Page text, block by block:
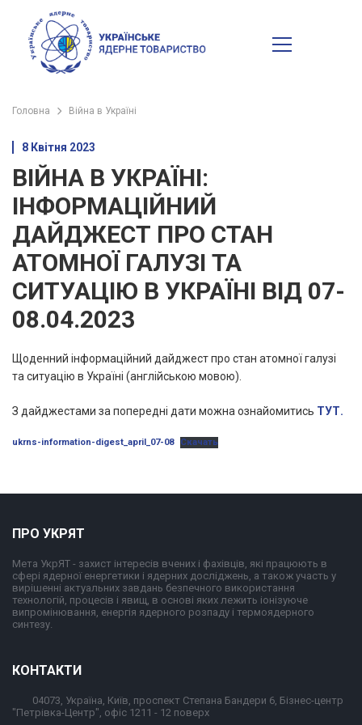
Головна Війна в Україні
8 Квітня 2023
ВІЙНА В УКРАЇНІ:
ІНФОРМАЦІЙНИЙ
ДАЙДЖЕСТ ПРО СТАН
АТОМНОЇ ГАЛУЗІ ТА
СИТУАЦІЮ В УКРАЇНІ ВІД 07-
08.04.2023
Щоденний інформаційний дайджест про стан атомної галузі
та ситуацію в Україні (англійською мовою).
З дайджестами за попередні дати можна ознайомитись ТУТ.
ukrns-information-digest_april_07-08 Скачать
ПРО УКРЯТ
Мета УкрЯТ - захист інтересів вчених і фахівців, які працюють в
сфері ядерної енергетики і ядерних досліджень, а також участь у
вирішенні актуальних завдань безпечного використання
технологій, процесів і явищ, в основі яких лежить іонізуюче
випромінювання, енергія ядерного розпаду і термоядерного
синтезу.
КОНТАКТИ
04073, Україна, Київ, проспект Степана Бандери 6, Бізнес-центр
"Петрівка-Центр", офіс 1211 - 12 поверх